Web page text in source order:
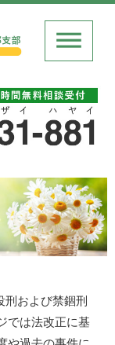
刑および禁錮刑
では法改正に基